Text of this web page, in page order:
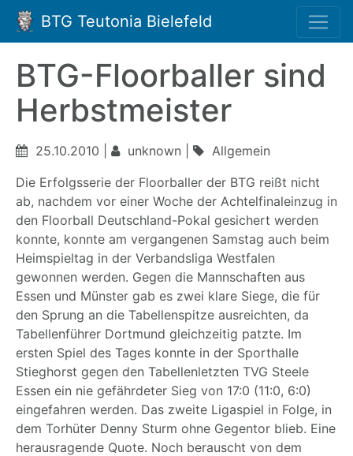
BTG Teutonia Bielefeld
BTG-Floorballer sind
Herbstmeister
25.10.2010 | unknown |
Allgemein
Die Erfolgsserie der Floorballer der BTG reißt nicht
ab, nachdem vor einer Woche der Achtelfinaleinzug in
den Floorball Deutschland-Pokal gesichert werden
konnte, konnte am vergangenen Samstag auch beim
Heimspieltag in der Verbandsliga Westfalen
gewonnen werden. Gegen die Mannschaften aus
Essen und Münster gab es zwei klare Siege, die für
den Sprung an die Tabellenspitze ausreichten, da
Tabellenführer Dortmund gleichzeitig patzte. Im
ersten Spiel des Tages konnte in der Sporthalle
Stieghorst gegen den Tabellenletzten TVG Steele
Essen ein nie gefährdeter Sieg von 17:0 (11:0, 6:0)
eingefahren werden. Das zweite Ligaspiel in Folge, in
dem Torhüter Denny Sturm ohne Gegentor blieb. Eine
herausragende Quote. Noch berauscht von dem